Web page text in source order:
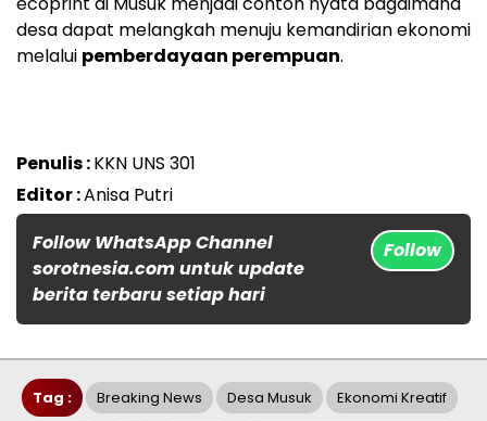
desa dapat melangkah menuju kemandirian ekonomi
melalui pemberdayaan perempuan.
Penulis :KKN UNS 301
Editor :Anisa Putri
Follow WhatsApp Channel
sorotnesia.com untuk update
berita terbaru setiap hari
Follow
Tag : Breaking News Desa Musuk Ekonomi Kreatif